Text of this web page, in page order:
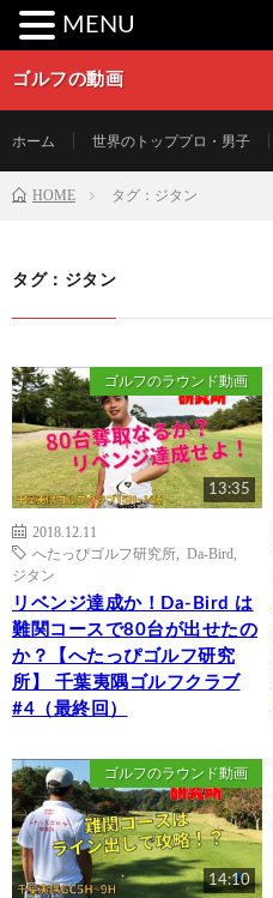
ゴルフの動画
ホーム 世界のトッププロ・男子
HOME タグ：ジタン
タグ：ジタン
ゴルフのラウンド動画
13:35
2018.12.11
へたっぴゴルフ研究所
Da-Bird
ジタン
リベンジ達成か！Da-Bird は
難関コースで80台が出せたの
か？【へたっぴゴルフ研究
所】 千葉夷隅ゴルフクラブ
#4（最終回）
ゴルフのラウンド動画
14:10
MENU